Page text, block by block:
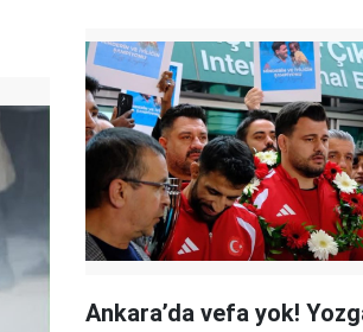
Ankara’da vefa yok!